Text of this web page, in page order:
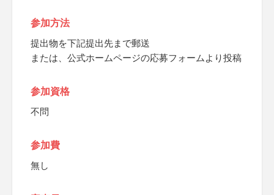
参加方法
提出物を下記提出先まで郵送
または、公式ホームページの応募フォームより投稿
参加資格
不問
参加費
無し